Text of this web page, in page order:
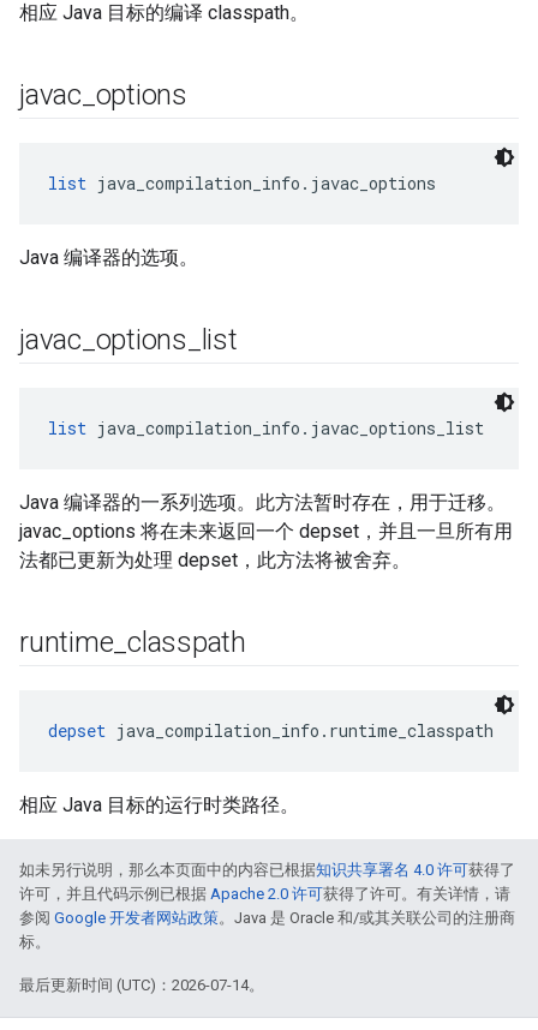
相应 Java 目标的编译 classpath。
javac options
list java_compilation_info.javac_options
Java 编译器的选项。
javac options list
list java_compilation_info.javac_options_list
Java 编译器的一系列选项。此方法暂时存在，用于迁移。
javac_options 将在未来返回一个 depset，并且一旦所有用
法都已更新为处理 depset，此方法将被舍弃。
runtime _classpath
depset java_compilation_info.runtime_classpath
相应 Java 目标的运行时类路径。
如未另行说明，那么本页面中的内容已根据知识共享署名 4.0 许可获得了
许可，并且代码示例已根据 Apache 2.0 许可获得了许可。有关详情，请
参阅 Google 开发者网站政策。Java 是 Oracle 和/或其关联公司的注册商
标。
最后更新时间 (UTC)：2026-07-14。